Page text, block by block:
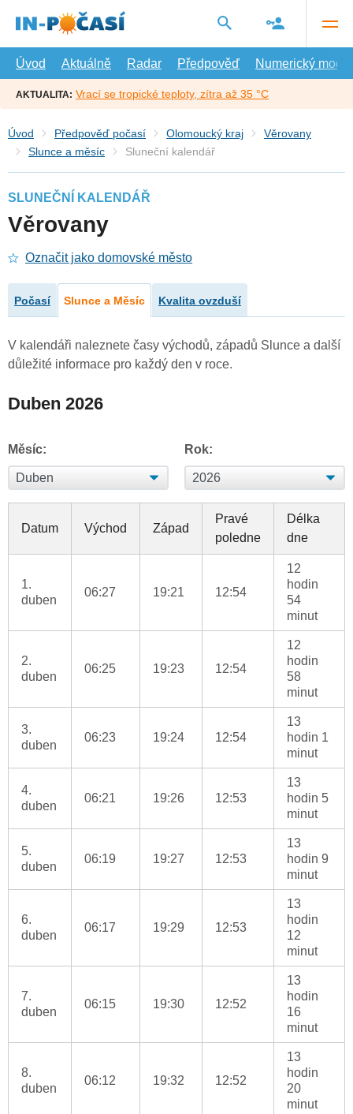
hlavní
Úvod
Aktuálně Radar Předpověď Numerický model
AKTUALITA: Vrací se tropické teploty, zítra až 35 °C
Úvod Předpověď počasí Olomoucký kraj
Věrovany
Slunce a měsíc
Sluneční kalendář
SLUNEČNÍ KALENDÁŘ
Věrovany
Označit jako domovské město
Počasí Slunce a Měsíc Kvalita ovzduší
V kalendáři naleznete časy východů, západů Slunce a další
důležité informace pro každý den v roce.
Duben 2026
Měsíc: Rok:
Datum Východ Západ
Pravé
poledne
Délka
dne
1.
duben
06:27 19:21 12:54
12
hodin
54
minut
2.
duben
06:25 19:23 12:54
12
hodin
58
minut
3.
duben
06:23 19:24 12:54
13
hodin 1
minut
4.
duben
06:21 19:26 12:53
13
hodin 5
minut
5.
duben
06:19 19:27 12:53
13
hodin 9
minut
6.
duben
06:17 19:29 12:53
13
hodin
12
minut
7.
duben
06:15 19:30 12:52
13
hodin
16
minut
8.
duben
06:12 19:32 12:52
13
hodin
20
minut